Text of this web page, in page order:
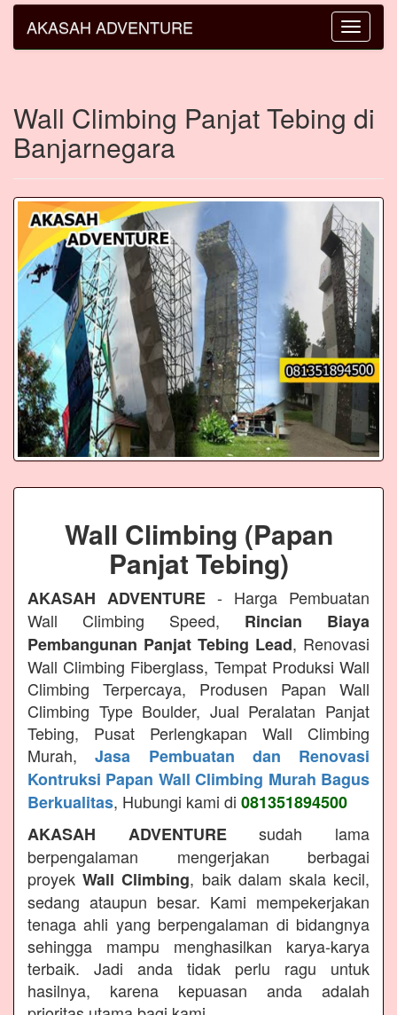
Toggle
AKASAH ADVENTURE
Wall Climbing Panjat Tebing di
Banjarnegara
Wall Climbing (Papan
Panjat Tebing)
AKASAH ADVENTURE - Harga Pembuatan
Wall Climbing Speed, Rincian Biaya
Pembangunan Panjat Tebing Lead, Renovasi
Wall Climbing Fiberglass, Tempat Produksi Wall
Climbing Terpercaya, Produsen Papan Wall
Climbing Type Boulder, Jual Peralatan Panjat
Tebing, Pusat Perlengkapan Wall Climbing
Murah,Jasa Pembuatan dan Renovasi
Kontruksi Papan Wall Climbing Murah Bagus
Berkualitas, Hubungi kami di 081351894500
AKASAH ADVENTUREsudah lama
berpengalaman mengerjakan berbagai
proyekWall Climbing, baik dalam skala kecil,
sedang ataupun besar. Kami mempekerjakan
tenaga ahli yang berpengalaman di bidangnya
sehingga mampu menghasilkan karya-karya
terbaik. Jadi anda tidak perlu ragu untuk
hasilnya, karena kepuasan anda adalah